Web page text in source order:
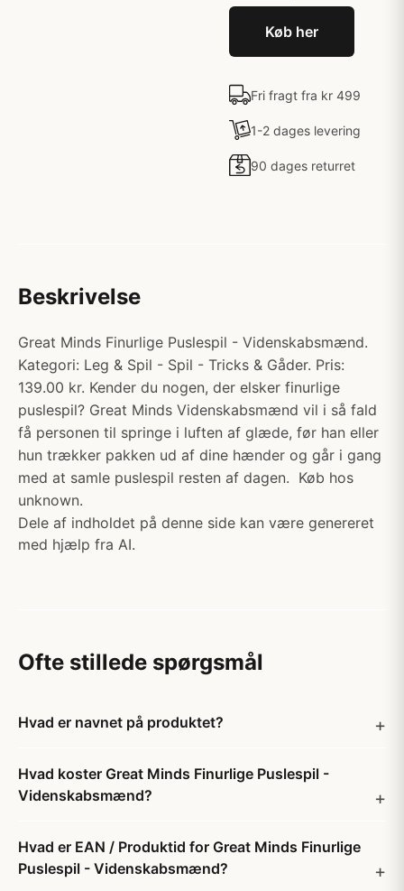
Køb her
Fri fragt fra kr 499
1-2 dages levering
90 dages returret
Beskrivelse
Great Minds Finurlige Puslespil - Videnskabsmænd.
Kategori: Leg & Spil - Spil - Tricks & Gåder. Pris:
139.00 kr. Kender du nogen, der elsker finurlige
puslespil? Great Minds Videnskabsmænd vil i så fald
få personen til springe i luften af glæde, før han eller
hun trækker pakken ud af dine hænder og går i gang
med at samle puslespil resten af dagen. ​ Køb hos
unknown.
Dele af indholdet på denne side kan være genereret
med hjælp fra AI.
Ofte stillede spørgsmål
Hvad er navnet på produktet?
Hvad koster Great Minds Finurlige Puslespil -
Videnskabsmænd?
Hvad er EAN / Produktid for Great Minds Finurlige
Puslespil - Videnskabsmænd?